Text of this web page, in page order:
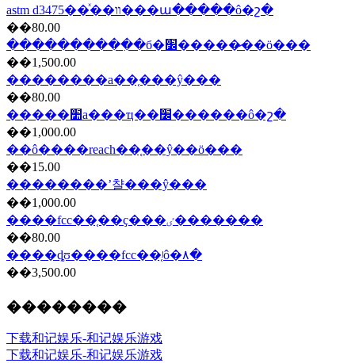
astm d3475��ͯ��װ���ա�����ô�շ�
��80.00
����������ִ�б�׼�����̷��ö���
��1,500.00
��������a��֤���ŷ���
��80.00
�����׺а���ҵ��׼������ô�շ�
��1,000.00
��ô����reach��֤��ŷ��ö���
��15.00
��������ʼ챨���ŷ���
��1,000.00
����fcc��֤��ҫ���ٸ�������
��80.00
����ȡʊ����fcc��֤ʲô�۸�
��3,500.00
��������
下载和记娱乐-和记娱乐游戏
下载和记娱乐-和记娱乐游戏